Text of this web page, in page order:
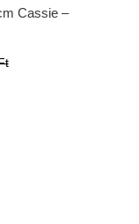
Cassie –